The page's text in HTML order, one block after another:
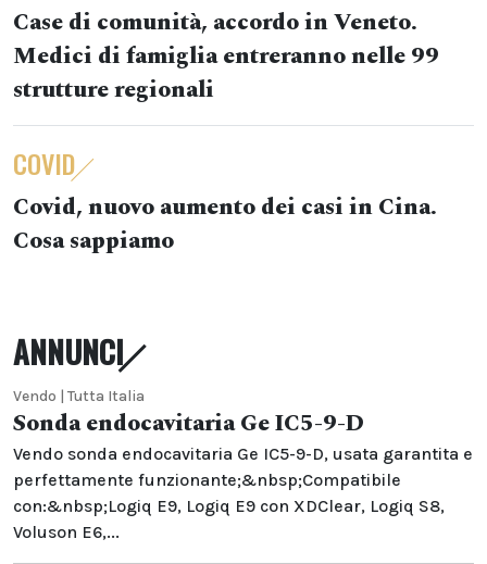
Case di comunità, accordo in Veneto.
Medici di famiglia entreranno nelle 99
strutture regionali
COVID
Covid, nuovo aumento dei casi in Cina.
Cosa sappiamo
ANNUNCI
Vendo | Tutta Italia
Sonda endocavitaria Ge IC5-9-D
Vendo sonda endocavitaria Ge IC5-9-D, usata garantita e
perfettamente funzionante;&nbsp;Compatibile
con:&nbsp;Logiq E9, Logiq E9 con XDClear, Logiq S8,
Voluson E6,...